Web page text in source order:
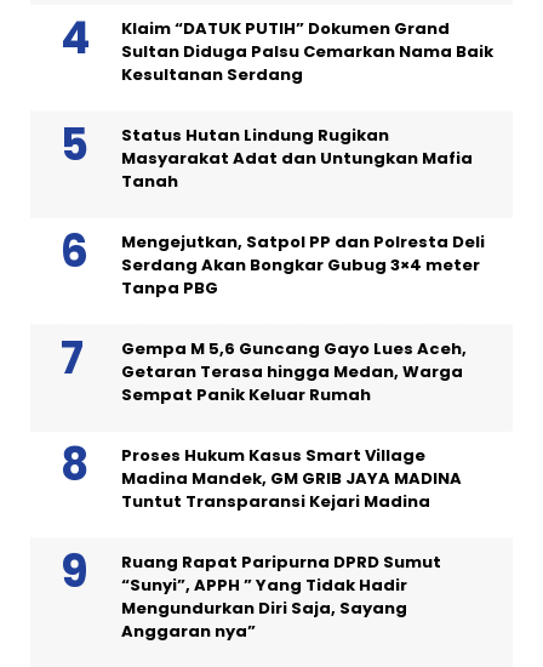
Klaim “DATUK PUTIH” Dokumen Grand
Sultan Diduga Palsu Cemarkan Nama Baik
Kesultanan Serdang
Status Hutan Lindung Rugikan
Masyarakat Adat dan Untungkan Mafia
Tanah
Mengejutkan, Satpol PP dan Polresta Deli
Serdang Akan Bongkar Gubug 3×4 meter
Tanpa PBG
Gempa M 5,6 Guncang Gayo Lues Aceh,
Getaran Terasa hingga Medan, Warga
Sempat Panik Keluar Rumah
Proses Hukum Kasus Smart Village
Madina Mandek, GM GRIB JAYA MADINA
Tuntut Transparansi Kejari Madina
Ruang Rapat Paripurna DPRD Sumut
“Sunyi”, APPH ” Yang Tidak Hadir
Mengundurkan Diri Saja, Sayang
Anggaran nya”